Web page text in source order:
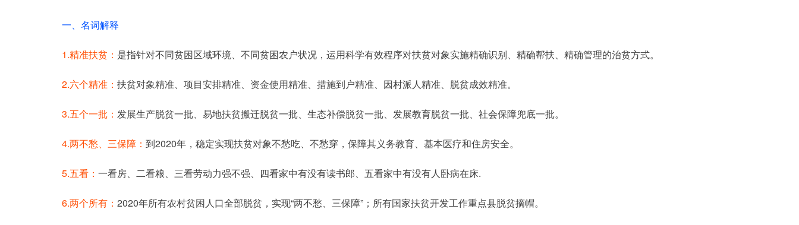
一、名词解释
1.精准扶贫： 是指针对不同贫困区域环境、不同贫困农户状况，运用科学有效程序对扶贫对象实施精确识别、精确帮扶、精确管理的治贫方式。
2.六个精准： 扶贫对象精准、项目安排精准、资金使用精准、措施到户精准、因村派人精准、脱贫成效精准。
3.五个一批： 发展生产脱贫一批、易地扶贫搬迁脱贫一批、生态补偿脱贫一批、发展教育脱贫一批、社会保障兜底一批。
4.两不愁、三保障： 到2020年，稳定实现扶贫对象不愁吃、不愁穿，保障其义务教育、基本医疗和住房安全。
5.五看： 一看房、二看粮、三看劳动力强不强、四看家中有没有读书郎、五看家中有没有人卧病在床.
6.两个所有： 2020年所有农村贫困人口全部脱贫，实现“两不愁、三保障”；所有国家扶贫开发工作重点县脱贫摘帽。